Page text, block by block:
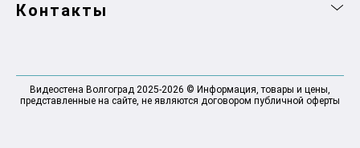
Контакты
Видеостена Волгоград 2025-2026 © Информация, товары и цены,
представленные на сайте, не являются договором публичной оферты